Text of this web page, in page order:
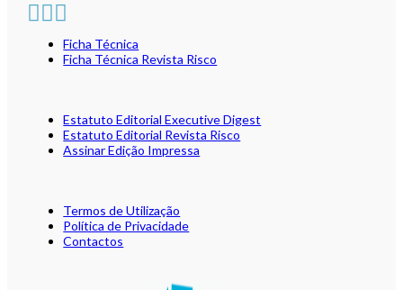
Ficha Técnica
Ficha Técnica Revista Risco
Estatuto Editorial Executive Digest
Estatuto Editorial Revista Risco
Assinar Edição Impressa
Termos de Utilização
Política de Privacidade
Contactos